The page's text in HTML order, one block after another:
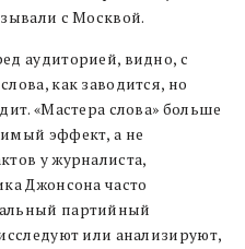
с Москвой.
аудиторией, видно, с
как заводится, но
«Мастера слова» больше
эффект, а не
у журналиста,
Джонсона часто
партийный
или анализируют,